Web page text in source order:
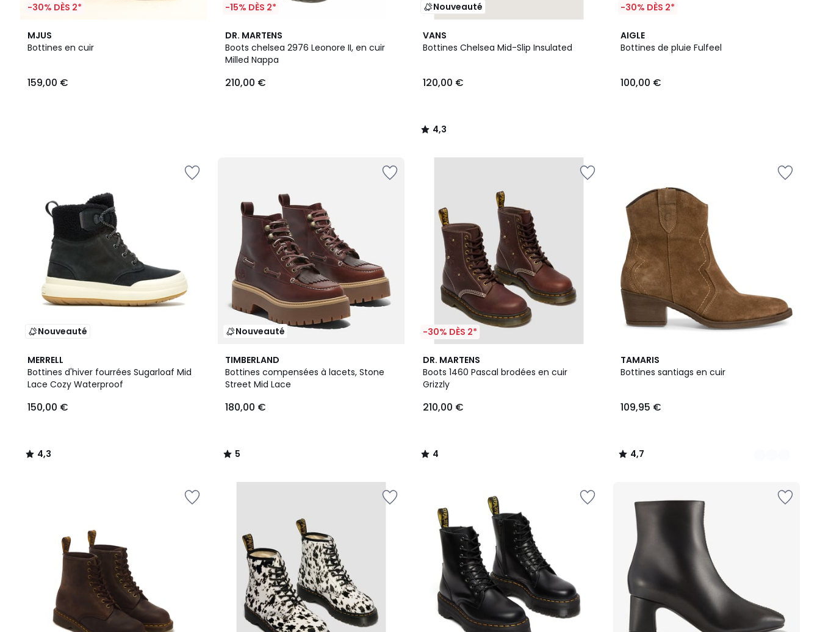
-30% DÈS 2*
MJUS
Bottines en cuir
159,00 €
-15% DÈS 2*
DR. MARTENS
Boots chelsea 2976 Leonore II, en cuir
Milled Nappa
210,00 €
Nouveauté
VANS
Bottines Chelsea Mid-Slip Insulated
120,00 €
4,3
/ 5
4,3
/
-30% DÈS 2*
AIGLE
Bottines de pluie Fulfeel
100,00 €
Nouveauté
MERRELL
Bottines d'hiver fourrées Sugarloaf Mid
Lace Cozy Waterproof
150,00 €
4,3
/ 5
4,3
/
Nouveauté
TIMBERLAND
Bottines compensées à lacets, Stone
Street Mid Lace
180,00 €
5
/
5
5
/
-30% DÈS 2*
DR. MARTENS
Boots 1460 Pascal brodées en cuir
Grizzly
210,00 €
4
/
5
4
/
TAMARIS
Bottines santiags en cuir
109,95 €
4,7
/ 5
3
Couleurs
4,7
/